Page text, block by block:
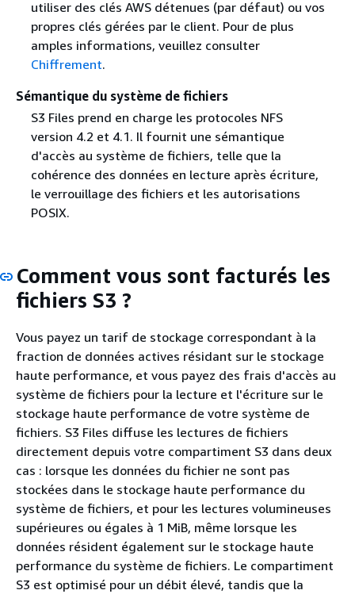
utiliser des clés AWS détenues (par défaut) ou vos
propres clés gérées par le client. Pour de plus
amples informations, veuillez consulter
Chiffrement.
Sémantique du système de fichiers
S3 Files prend en charge les protocoles NFS
version 4.2 et 4.1. Il fournit une sémantique
d'accès au système de fichiers, telle que la
cohérence des données en lecture après écriture,
le verrouillage des fichiers et les autorisations
POSIX.
Comment vous sont facturés les
fichiers S3 ?
Vous payez un tarif de stockage correspondant à la
fraction de données actives résidant sur le stockage
haute performance, et vous payez des frais d'accès au
système de fichiers pour la lecture et l'écriture sur le
stockage haute performance de votre système de
fichiers. S3 Files diffuse les lectures de fichiers
directement depuis votre compartiment S3 dans deux
cas : lorsque les données du fichier ne sont pas
stockées dans le stockage haute performance du
système de fichiers, et pour les lectures volumineuses
supérieures ou égales à 1 MiB, même lorsque les
données résident également sur le stockage haute
performance du système de fichiers. Le compartiment
S3 est optimisé pour un débit élevé, tandis que la